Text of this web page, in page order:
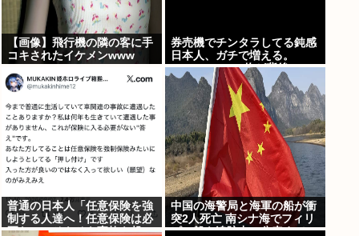
【画像】飛行機の隣の客に手
コキされたイケメンwww
券売機でチンタラしてる鈍感
日本人、ガチで増える。
197cm57kgの俺が背後5cm
まで接近してるのに急ぎもし
ない件。
普通の日本人「任意保険を強
制する人達へ！任意保険は必
要ない。そもそも事故を起こ
中国の海警局と海軍の船が衝
突2人死亡 南シナ海でフィリ
ピン船を追跡中、公表までに